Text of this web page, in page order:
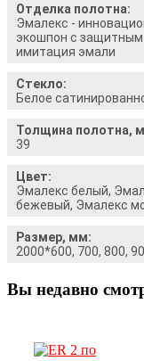
Отделка полотна:
Эмалекс -
экошпон с защитным
имитация эмали
Стекло:
Белое
Толщина полотна,
39
Цвет:
Эмалекс белый,
бежевый, Эмалекс
Размер, мм:
2000*600, 700, 800,
Вы недавно